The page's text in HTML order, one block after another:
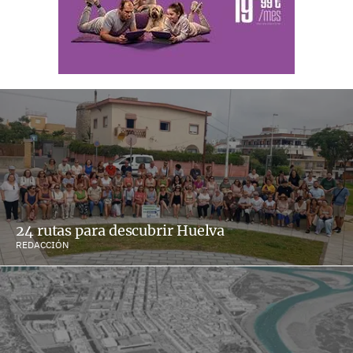
24 rutas para descubrir Huelva
REDACCIÓN